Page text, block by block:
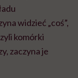
widzieć „coś”,
komórki
zaczyna je